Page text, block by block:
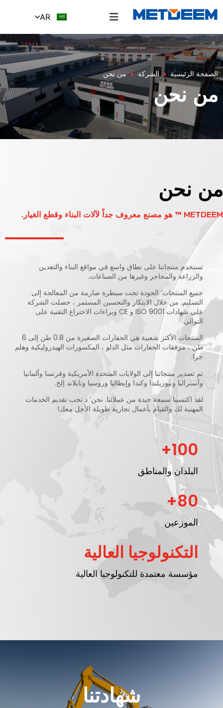
AR
الصفحة الرئيسية الشركة من نحن
من نحن
من نحن
METDEEM ™ هو مصنع معروف جداً لآلات البناء وقطع الغيار.
تستخدم منتجاتنا على نطاق واسع في مواقع البناء والتعدين
والزراعة والمحاجر وغيرها من الصناعات.
جميع المنتجات’ الجودة تحت سيطرة صارمة من المعالجة إلى
التسليم. من خلال الابتكار والتحسين المستمر ، حصلت الشركة
على شهادات ISO 9001 و CE وبراءات الاختراع التقنية على
التوالي.
المنتجات الأكثر شعبية هي الحفارات الصغيرة من 0.8 طن إلى 6
طن ، مرفقات الحفارات مثل الدلو ، المكسورات الهيدروليكية وهلم
جرا.
تم تصدير منتجاتنا إلى الولايات المتحدة الأمريكية وفرنسا وألمانيا
وأستراليا ونيوزيلندا وكندا وإيطاليا وروسيا وتايلاند إلخ.
لقد اكتسبنا سمعة جيدة من عملائنا. نحن’ د تحب تقديم الخدمات
المهنية لك والقيام بأعمال تجارية طويلة الأجل معك!
100+
البلدان والمناطق
80+
الموزعين
التكنولوجيا العالية
مؤسسة معتمدة للتكنولوجيا العالية
شهادتنا